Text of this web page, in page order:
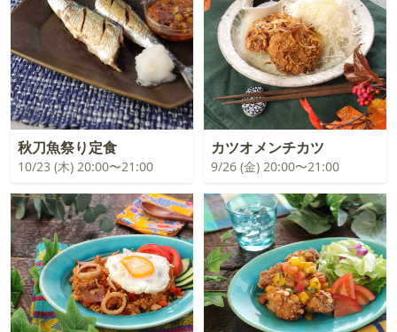
秋刀魚祭り定食
10/23 (木) 20:00〜21:00
カツオメンチカツ
9/26 (金) 20:00〜21:00